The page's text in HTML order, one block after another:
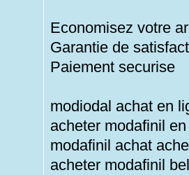
Economisez votre
Garantie de
Paiement securise
modiodal achat en
acheter modafinil
modafinil achat
acheter modafinil